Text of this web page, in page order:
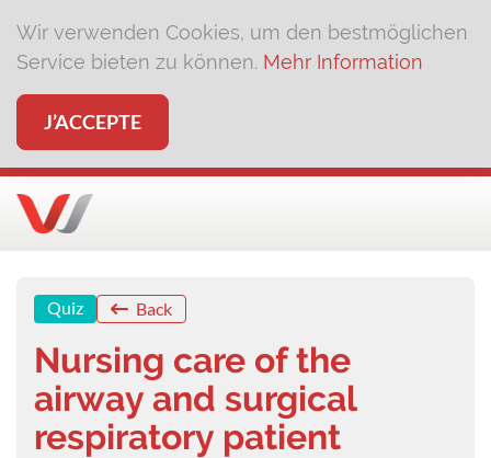
Wir verwenden Cookies, um den bestmöglichen
Service bieten zu können. Mehr Information
J’ACCEPTE
Quiz Back
Nursing care of the
airway and surgical
respiratory patient